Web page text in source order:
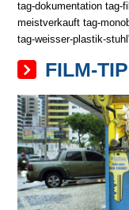
tag-dokumentation tag-
meistverkauft tag-
tag-weisser-plastik-
FILM-